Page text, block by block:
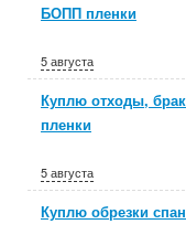
БОПП пленки
5 августа
Куплю отходы,
пленки
5 августа
Куплю обрезки